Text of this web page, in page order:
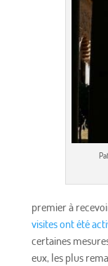
premier à
visites ont été
certaines
eux, les plus